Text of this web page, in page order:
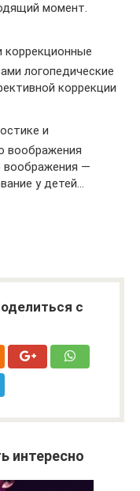
момент.
коррекционные
логопедические
коррекции
и
воображения
воображения —
у детей…
с
интересно